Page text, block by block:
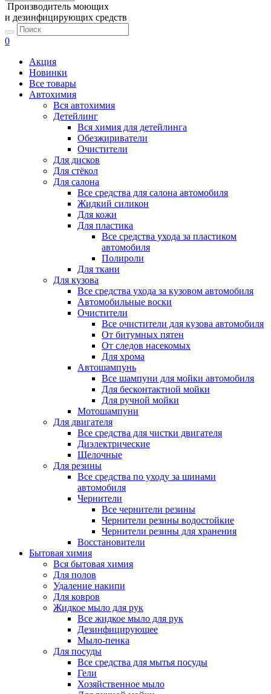
Производитель моющих
и дезинфицирующих средств
0
Акция
Новинки
Все товары
Автохимия
Вся автохимия
Детейлинг
Вся химия для детейлинга
Обезжириватели
Очистители
Для дисков
Для стёкол
Для салона
Все средства для салона автомобиля
Жидкий силикон
Для кожи
Для пластика
Все средства ухода за пластиком
автомобиля
Полироли
Для ткани
Для кузова
Все средства ухода за кузовом автомобиля
Автомобильные воски
Очистители
Все очистители для кузова автомобиля
От битумных пятен
От следов насекомых
Для хрома
Автошампунь
Все шампуни для мойки автомобиля
Для бесконтактной мойки
Для ручной мойки
Мотошампуни
Для двигателя
Все средства для чистки двигателя
Диэлектрические
Щелочные
Для резины
Все средства по уходу за шинами
автомобиля
Чернители
Все чернители резины
Чернители резины водостойкие
Чернители резины для хранения
Восстановители
Бытовая химия
Вся бытовая химия
Для полов
Удаление накипи
Для ковров
Жидкое мыло для рук
Все жидкое мыло для рук
Дезинфицирующее
Мыло-пенка
Для посуды
Все средства для мытья посуды
Гели
Хозяйственное мыло